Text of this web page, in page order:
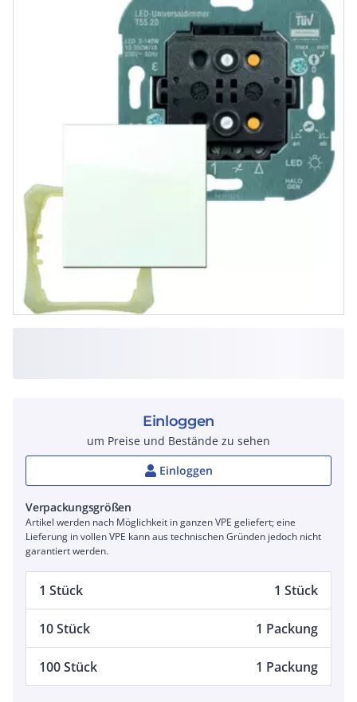
350W/VA (R, L, C, LED)
Einloggen
um Preise und Bestände zu sehen
Einloggen
Verpackungsgrößen
Artikel werden nach Möglichkeit in ganzen VPE geliefert; eine
Lieferung in vollen VPE kann aus technischen Gründen jedoch nicht
garantiert werden.
1 Stück 1 Stück
10 Stück 1 Packung
100 Stück 1 Packung